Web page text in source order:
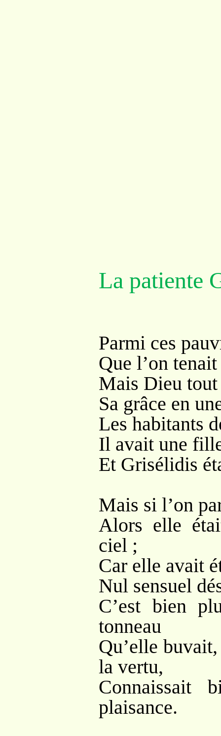
La patiente
Parmi ces
Que l’on
Mais Dieu
Sa grâce en
Les habitants
Il avait une
Et Grisélidis
Mais si l’on
Alors elle
ciel ;
Car elle avait
Nul sensuel
C’est bien
tonneau
Qu’elle
la vertu,
Connaissait
plaisance.